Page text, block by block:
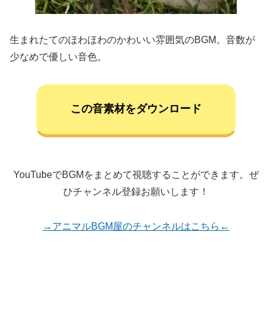
生まれたてのほわほわのかわいい雰囲気のBGM。音数が
少なめで優しい音色。
この音素材をダウンロード
YouTubeでBGMをまとめて視聴することができます。ぜ
ひチャンネル登録お願いします！
→アニマルBGM屋のチャンネルはこちら←